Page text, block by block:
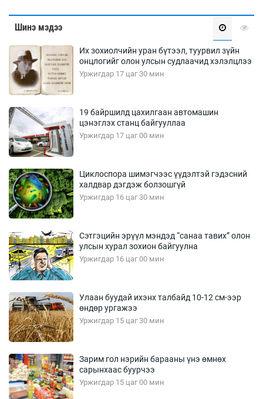
Шинэ мэдээ
Их зохиолчийн уран бүтээл, туурвил зүйн
онцлогийг олон улсын судлаачид хэлэлцлээ
Уржигдар 17 цаг 30 мин
19 байршилд цахилгаан автомашин
цэнэглэх станц байгууллаа
Уржигдар 17 цаг 00 мин
Циклоспора шимэгчээс үүдэлтэй гэдэсний
халдвар дэгдэж болзошгүй
Уржигдар 16 цаг 30 мин
Сэтгэцийн эрүүл мэндэд “санаа тавих” олон
улсын хурал зохион байгуулна
Уржигдар 16 цаг 00 мин
Улаан буудай ихэнх талбайд 10-12 см-ээр
өндөр ургажээ
Уржигдар 15 цаг 30 мин
Зарим гол нэрийн барааны үнэ өмнөх
сарынхаас буурчээ
Уржигдар 15 цаг 00 мин